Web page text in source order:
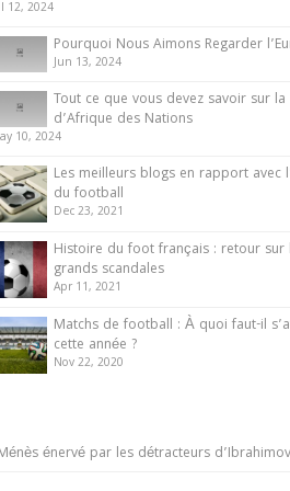
12, 2024
Pourquoi Nous Aimons Regarder
Jun 13, 2024
Tout ce que vous devez savoir sur la
d’Afrique des Nations
10, 2024
Les meilleurs blogs en rapport avec
du football
Dec 23, 2021
Histoire du foot français : retour sur
grands scandales
Apr 11, 2021
Matchs de football : À quoi faut-il
cette année ?
Nov 22, 2020
énervé par les détracteurs